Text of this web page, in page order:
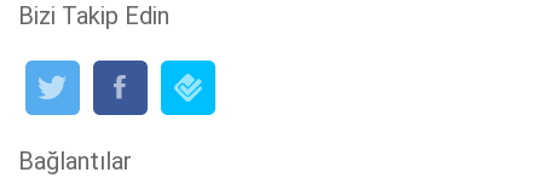
Bizi Takip Edin
Bağlantılar